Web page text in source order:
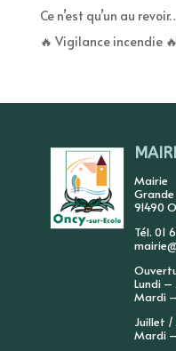
Ce n’est qu’un au
🔥 Vigilance incendie 🔥
Mairie
Grande
91490
Tél. 01
Lundi –
Mardi –
Juillet /
Mardi –